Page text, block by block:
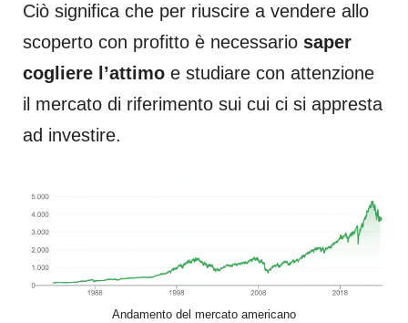
Ciò significa che per riuscire a vendere allo
scoperto con profitto è necessario saper
cogliere l’attimo e studiare con attenzione
il mercato di riferimento sui cui ci si appresta
ad investire.
Andamento del mercato americano